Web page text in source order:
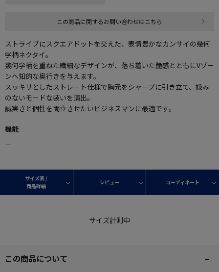
この商品に関するお問い合わせはこちら
ストライプにスクエアドットを交えた、表情豊かなカンサイの幾何
学柄ネクタイ。
幾何学柄を重ねた繊細なデザインが、落ち着いた艶感とともにVゾー
ンへ知的な奥行きを与えます。
スッキリとしたストレート仕様で胸元をシャープに引き立て、嫌み
のないモードな装いを演出。
誠実さと個性を両立させたいビジネスマンに最適です。
機能
―
サイズ表 /
商品詳細
レビュー コーディネート
サイズ計測中
この商品について